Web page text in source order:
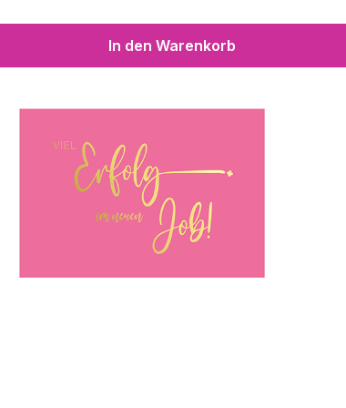
In den Warenkorb